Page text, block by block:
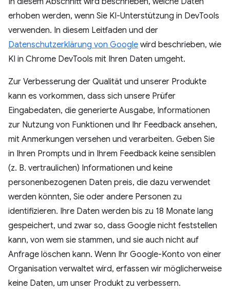
erhoben werden, wenn Sie KI-Unterstützung in DevTools
verwenden. In diesem Leitfaden und der
Datenschutzerklärung von Google wird beschrieben, wie
KI in Chrome DevTools mit Ihren Daten umgeht.
Zur Verbesserung der Qualität und unserer Produkte
kann es vorkommen, dass sich unsere Prüfer
Eingabedaten, die generierte Ausgabe, Informationen
zur Nutzung von Funktionen und Ihr Feedback ansehen,
mit Anmerkungen versehen und verarbeiten. Geben Sie
in Ihren Prompts und in Ihrem Feedback keine sensiblen
(z. B. vertraulichen) Informationen und keine
personenbezogenen Daten preis, die dazu verwendet
werden könnten, Sie oder andere Personen zu
identifizieren. Ihre Daten werden bis zu 18 Monate lang
gespeichert, und zwar so, dass Google nicht feststellen
kann, von wem sie stammen, und sie auch nicht auf
Anfrage löschen kann. Wenn Ihr Google-Konto von einer
Organisation verwaltet wird, erfassen wir möglicherweise
keine Daten, um unser Produkt zu verbessern.